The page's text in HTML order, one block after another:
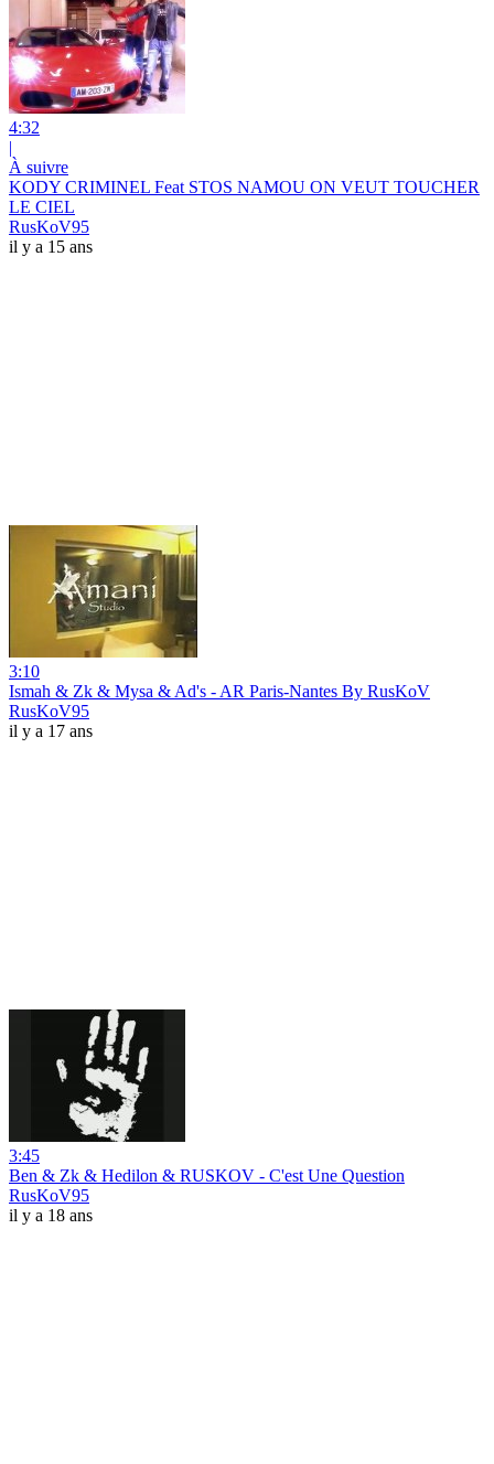
4:32
|
À suivre
KODY CRIMINEL Feat STOS NAMOU ON VEUT TOUCHER
LE CIEL
RusKoV95
il y a 15 ans
3:10
Ismah & Zk & Mysa & Ad's - AR Paris-Nantes By RusKoV
RusKoV95
il y a 17 ans
3:45
Ben & Zk & Hedilon & RUSKOV - C'est Une Question
RusKoV95
il y a 18 ans